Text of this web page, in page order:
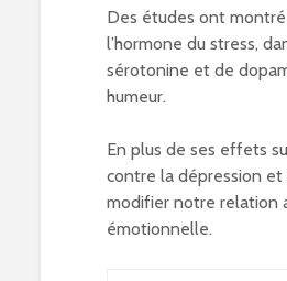
Des études ont
l’hormone du stress,
sérotonine et de
humeur.
En plus de ses effets
contre la dépression et
modifier notre relation
émotionnelle.